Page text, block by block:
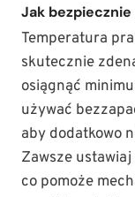
Jak
Temperatura
skutecznie
osiągnąć
używać
aby dodatkowo
Zawsze
co pomoże